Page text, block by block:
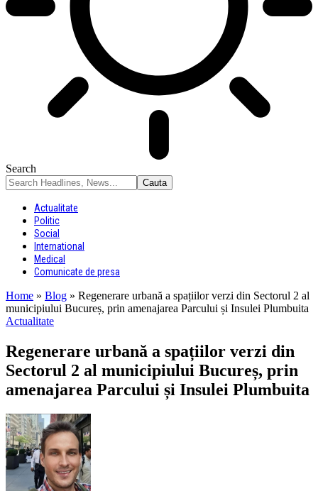
Search
Actualitate
Politic
Social
International
Medical
Comunicate de presa
Home » Blog » Regenerare urbană a spațiilor verzi din Sectorul 2 al
municipiului Bucureș, prin amenajarea Parcului și Insulei Plumbuita
Actualitate
Regenerare urbană a spațiilor verzi din
Sectorul 2 al municipiului Bucureș, prin
amenajarea Parcului și Insulei Plumbuita